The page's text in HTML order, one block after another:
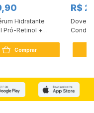
Hidratante
Pró-Retinol +
Comprar
R$
Dove